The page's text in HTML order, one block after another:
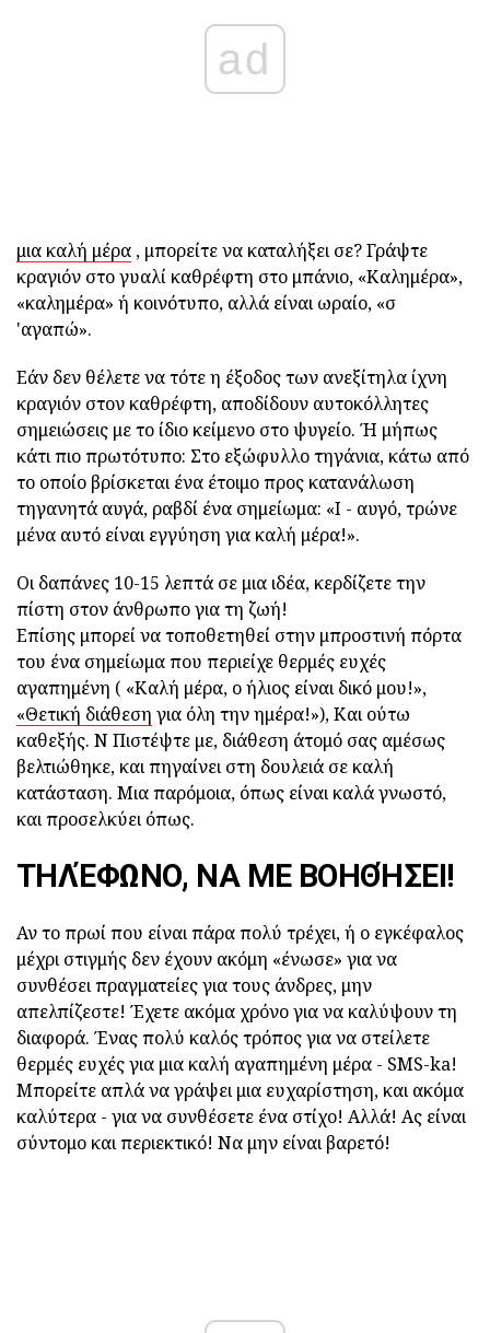
ad
μια καλή μέρα , μπορείτε να καταλήξει σε? Γράψτε
κραγιόν στο γυαλί καθρέφτη στο μπάνιο, «Καλημέρα»,
«καλημέρα» ή κοινότυπο, αλλά είναι ωραίο, «σ
'αγαπώ».
Εάν δεν θέλετε να τότε η έξοδος των ανεξίτηλα ίχνη
κραγιόν στον καθρέφτη, αποδίδουν αυτοκόλλητες
σημειώσεις με το ίδιο κείμενο στο ψυγείο. Ή μήπως
κάτι πιο πρωτότυπο: Στο εξώφυλλο τηγάνια, κάτω από
το οποίο βρίσκεται ένα έτοιμο προς κατανάλωση
τηγανητά αυγά, ραβδί ένα σημείωμα: «Ι - αυγό, τρώνε
μένα αυτό είναι εγγύηση για καλή μέρα!».
Οι δαπάνες 10-15 λεπτά σε μια ιδέα, κερδίζετε την
πίστη στον άνθρωπο για τη ζωή!
Επίσης μπορεί να τοποθετηθεί στην μπροστινή πόρτα
του ένα σημείωμα που περιείχε θερμές ευχές
αγαπημένη ( «Καλή μέρα, ο ήλιος είναι δικό μου!»,
«Θετική διάθεση για όλη την ημέρα!»), Και ούτω
καθεξής. Ν Πιστέψτε με, διάθεση άτομό σας αμέσως
βελτιώθηκε, και πηγαίνει στη δουλειά σε καλή
κατάσταση. Μια παρόμοια, όπως είναι καλά γνωστό,
και προσελκύει όπως.
ΤΗΛΈΦΩΝΟ, ΝΑ ΜΕ ΒΟΗΘΉΣΕΙ!
Αν το πρωί που είναι πάρα πολύ τρέχει, ή ο εγκέφαλος
μέχρι στιγμής δεν έχουν ακόμη «ένωσε» για να
συνθέσει πραγματείες για τους άνδρες, μην
απελπίζεστε! Έχετε ακόμα χρόνο για να καλύψουν τη
διαφορά. Ένας πολύ καλός τρόπος για να στείλετε
θερμές ευχές για μια καλή αγαπημένη μέρα - SMS-ka!
Μπορείτε απλά να γράψει μια ευχαρίστηση, και ακόμα
καλύτερα - για να συνθέσετε ένα στίχο! Αλλά! Ας είναι
σύντομο και περιεκτικό! Να μην είναι βαρετό!